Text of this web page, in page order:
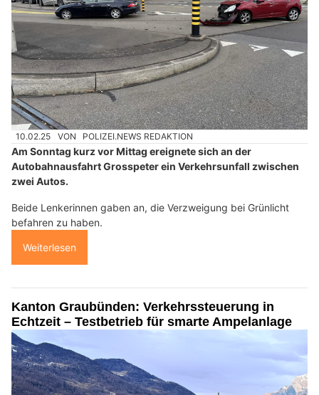
10.02.25 VON POLIZEI.NEWS REDAKTION
Am Sonntag kurz vor Mittag ereignete sich an der
Autobahnausfahrt Grosspeter ein Verkehrsunfall zwischen
zwei Autos.
Beide Lenkerinnen gaben an, die Verzweigung bei Grünlicht
befahren zu haben.
Weiterlesen
Kanton Graubünden: Verkehrssteuerung in
Echtzeit – Testbetrieb für smarte Ampelanlage